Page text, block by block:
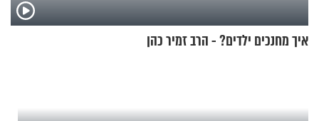
איך מחנכים ילדים? - הרב זמיר כהן